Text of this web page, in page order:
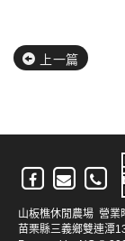
上一篇
山板樵休閒農場 營業
苗栗縣三義鄉雙連潭